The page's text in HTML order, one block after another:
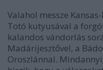
Valahol messze
Totó kutyusával a
kalandos vándorlás
Madárijesztővel, a
Oroszlánnal.